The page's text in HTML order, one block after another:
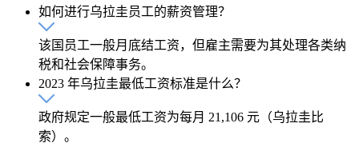
如何进行乌拉圭员工的薪资管理？
该国员工一般月底结工资，但雇主需要为其处理各类纳
税和社会保障事务。
2023 年乌拉圭最低工资标准是什么？
政府规定一般最低工资为每月 21,106 元（乌拉圭比
索）。